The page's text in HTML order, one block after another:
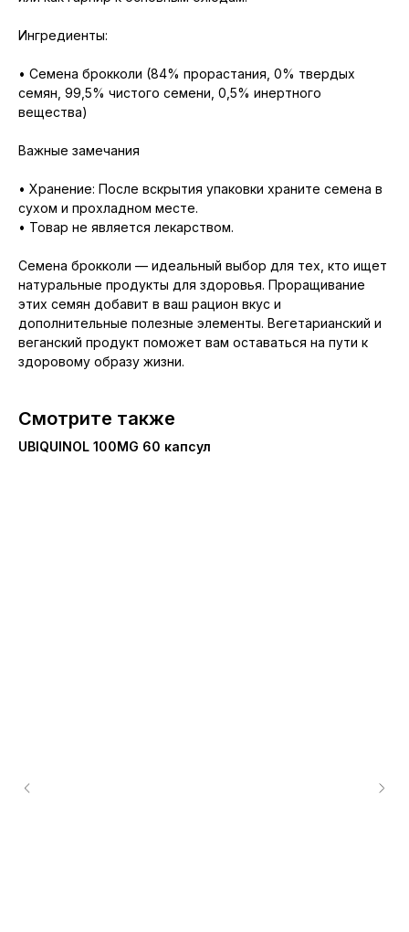
Ингредиенты:
• Семена брокколи (84% прорастания, 0% твердых
семян, 99,5% чистого семени, 0,5% инертного
вещества)
Важные замечания
• Хранение: После вскрытия упаковки храните семена в
сухом и прохладном месте.
• Товар не является лекарством.
Семена брокколи — идеальный выбор для тех, кто ищет
натуральные продукты для здоровья. Проращивание
этих семян добавит в ваш рацион вкус и
дополнительные полезные элементы. Вегетарианский и
веганский продукт поможет вам оставаться на пути к
здоровому образу жизни.
Смотрите также
UBIQUINOL 100MG 60 капсул